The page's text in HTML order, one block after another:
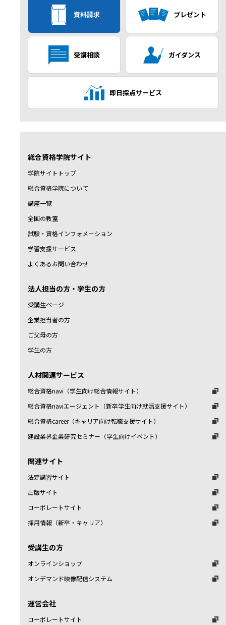
資料請求 プレゼント
受講相談 ガイダンス
即日採点サービス
総合資格学院サイト
学院サイトトップ
総合資格学院について
講座一覧
全国の教室
試験・資格インフォメーション
学習支援サービス
よくあるお問い合わせ
法人担当の方・学生の方
受講生ページ
企業担当者の方
ご父母の方
学生の方
人材関連サービス
総合資格navi（学生向け総合情報サイト）
総合資格naviエージェント（新卒学生向け就活支援サイト）
総合資格career（キャリア向け転職支援サイト）
建設業界企業研究セミナー（学生向けイベント）
関連サイト
法定講習サイト
出版サイト
コーポレートサイト
採用情報（新卒・キャリア）
受講生の方
オンラインショップ
オンデマンド映像配信システム
運営会社
コーポレートサイト